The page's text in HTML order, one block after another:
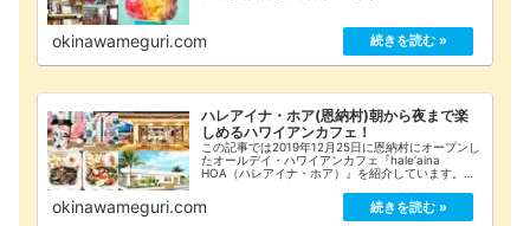
okinawameguri.com
ハレアイナ・ホア(恩納村)朝から夜まで楽
しめるハワイアンカフェ！
この記事では2019年12月25日に恩納村にオープンし
たオールデイ・ハワイアンカフェ『haleʼaina
HOA（ハレアイナ・ホア）』を紹介しています。
okinawameguri.com